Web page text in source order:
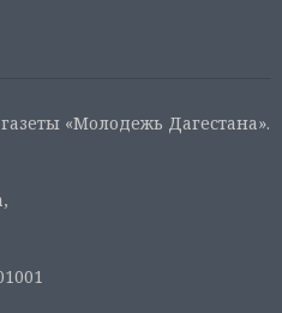
«Молодежь Дагестана».